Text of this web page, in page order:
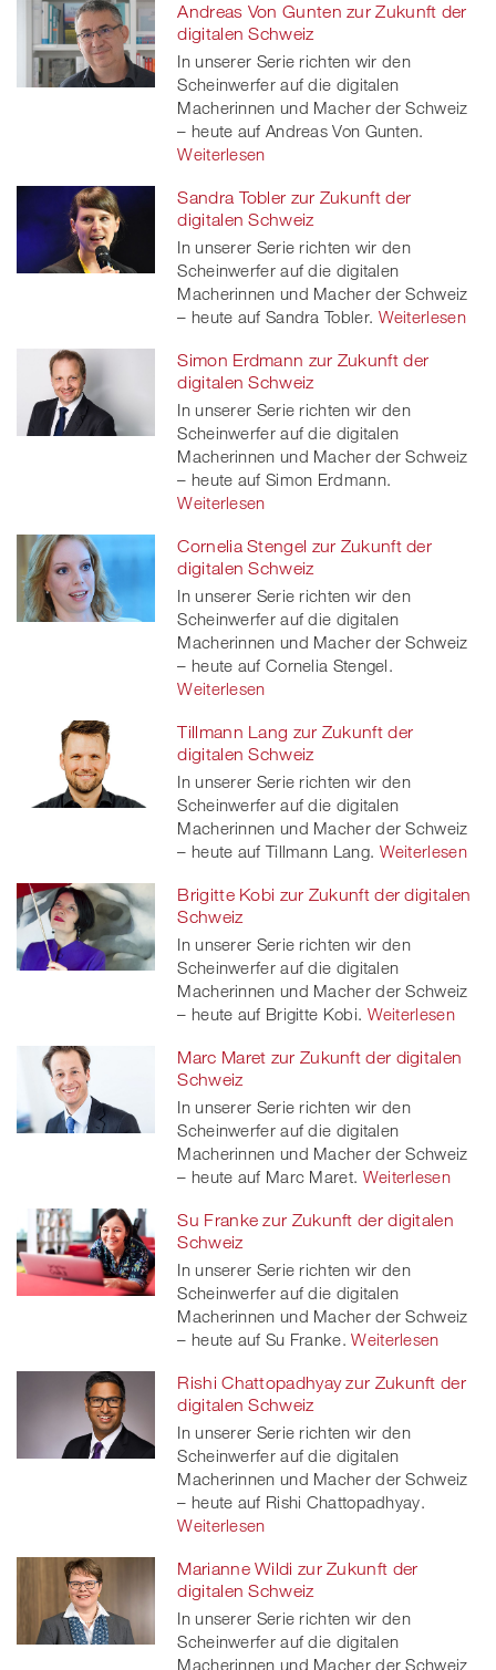
Andreas Von Gunten zur Zukunft der
digitalen Schweiz
In unserer Serie richten wir den
Scheinwerfer auf die digitalen
Macherinnen und Macher der Schweiz
– heute auf Andreas Von Gunten.
Weiterlesen
Sandra Tobler zur Zukunft der
digitalen Schweiz
In unserer Serie richten wir den
Scheinwerfer auf die digitalen
Macherinnen und Macher der Schweiz
– heute auf Sandra Tobler. Weiterlesen
Simon Erdmann zur Zukunft der
digitalen Schweiz
In unserer Serie richten wir den
Scheinwerfer auf die digitalen
Macherinnen und Macher der Schweiz
– heute auf Simon Erdmann.
Weiterlesen
Cornelia Stengel zur Zukunft der
digitalen Schweiz
In unserer Serie richten wir den
Scheinwerfer auf die digitalen
Macherinnen und Macher der Schweiz
– heute auf Cornelia Stengel.
Weiterlesen
Tillmann Lang zur Zukunft der
digitalen Schweiz
In unserer Serie richten wir den
Scheinwerfer auf die digitalen
Macherinnen und Macher der Schweiz
– heute auf Tillmann Lang. Weiterlesen
Brigitte Kobi zur Zukunft der digitalen
Schweiz
In unserer Serie richten wir den
Scheinwerfer auf die digitalen
Macherinnen und Macher der Schweiz
– heute auf Brigitte Kobi. Weiterlesen
Marc Maret zur Zukunft der digitalen
Schweiz
In unserer Serie richten wir den
Scheinwerfer auf die digitalen
Macherinnen und Macher der Schweiz
– heute auf Marc Maret. Weiterlesen
Su Franke zur Zukunft der digitalen
Schweiz
In unserer Serie richten wir den
Scheinwerfer auf die digitalen
Macherinnen und Macher der Schweiz
– heute auf Su Franke. Weiterlesen
Rishi Chattopadhyay zur Zukunft der
digitalen Schweiz
In unserer Serie richten wir den
Scheinwerfer auf die digitalen
Macherinnen und Macher der Schweiz
– heute auf Rishi Chattopadhyay.
Weiterlesen
Marianne Wildi zur Zukunft der
digitalen Schweiz
In unserer Serie richten wir den
Scheinwerfer auf die digitalen
Macherinnen und Macher der Schweiz